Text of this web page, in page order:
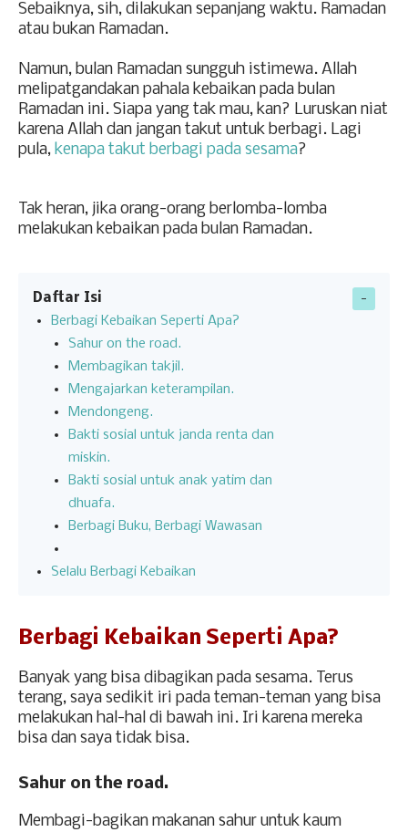
Sebaiknya, sih, dilakukan sepanjang waktu. Ramadan
atau bukan Ramadan.
Namun, bulan Ramadan sungguh istimewa. Allah
melipatgandakan pahala kebaikan pada bulan
Ramadan ini. Siapa yang tak mau, kan? Luruskan niat
karena Allah dan jangan takut untuk berbagi. Lagi
pula, kenapa takut berbagi pada sesama?
Tak heran, jika orang-orang berlomba-lomba
melakukan kebaikan pada bulan Ramadan.
Daftar Isi
Berbagi Kebaikan Seperti Apa?
Sahur on the road.
Membagikan takjil.
Mengajarkan keterampilan.
Mendongeng.
Bakti sosial untuk janda renta dan
miskin.
Bakti sosial untuk anak yatim dan
dhuafa.
Berbagi Buku, Berbagi Wawasan
Selalu Berbagi Kebaikan
Berbagi Kebaikan Seperti Apa?
Banyak yang bisa dibagikan pada sesama. Terus
terang, saya sedikit iri pada teman-teman yang bisa
melakukan hal-hal di bawah ini. Iri karena mereka
bisa dan saya tidak bisa.
Sahur on the road.
Membagi-bagikan makanan sahur untuk kaum